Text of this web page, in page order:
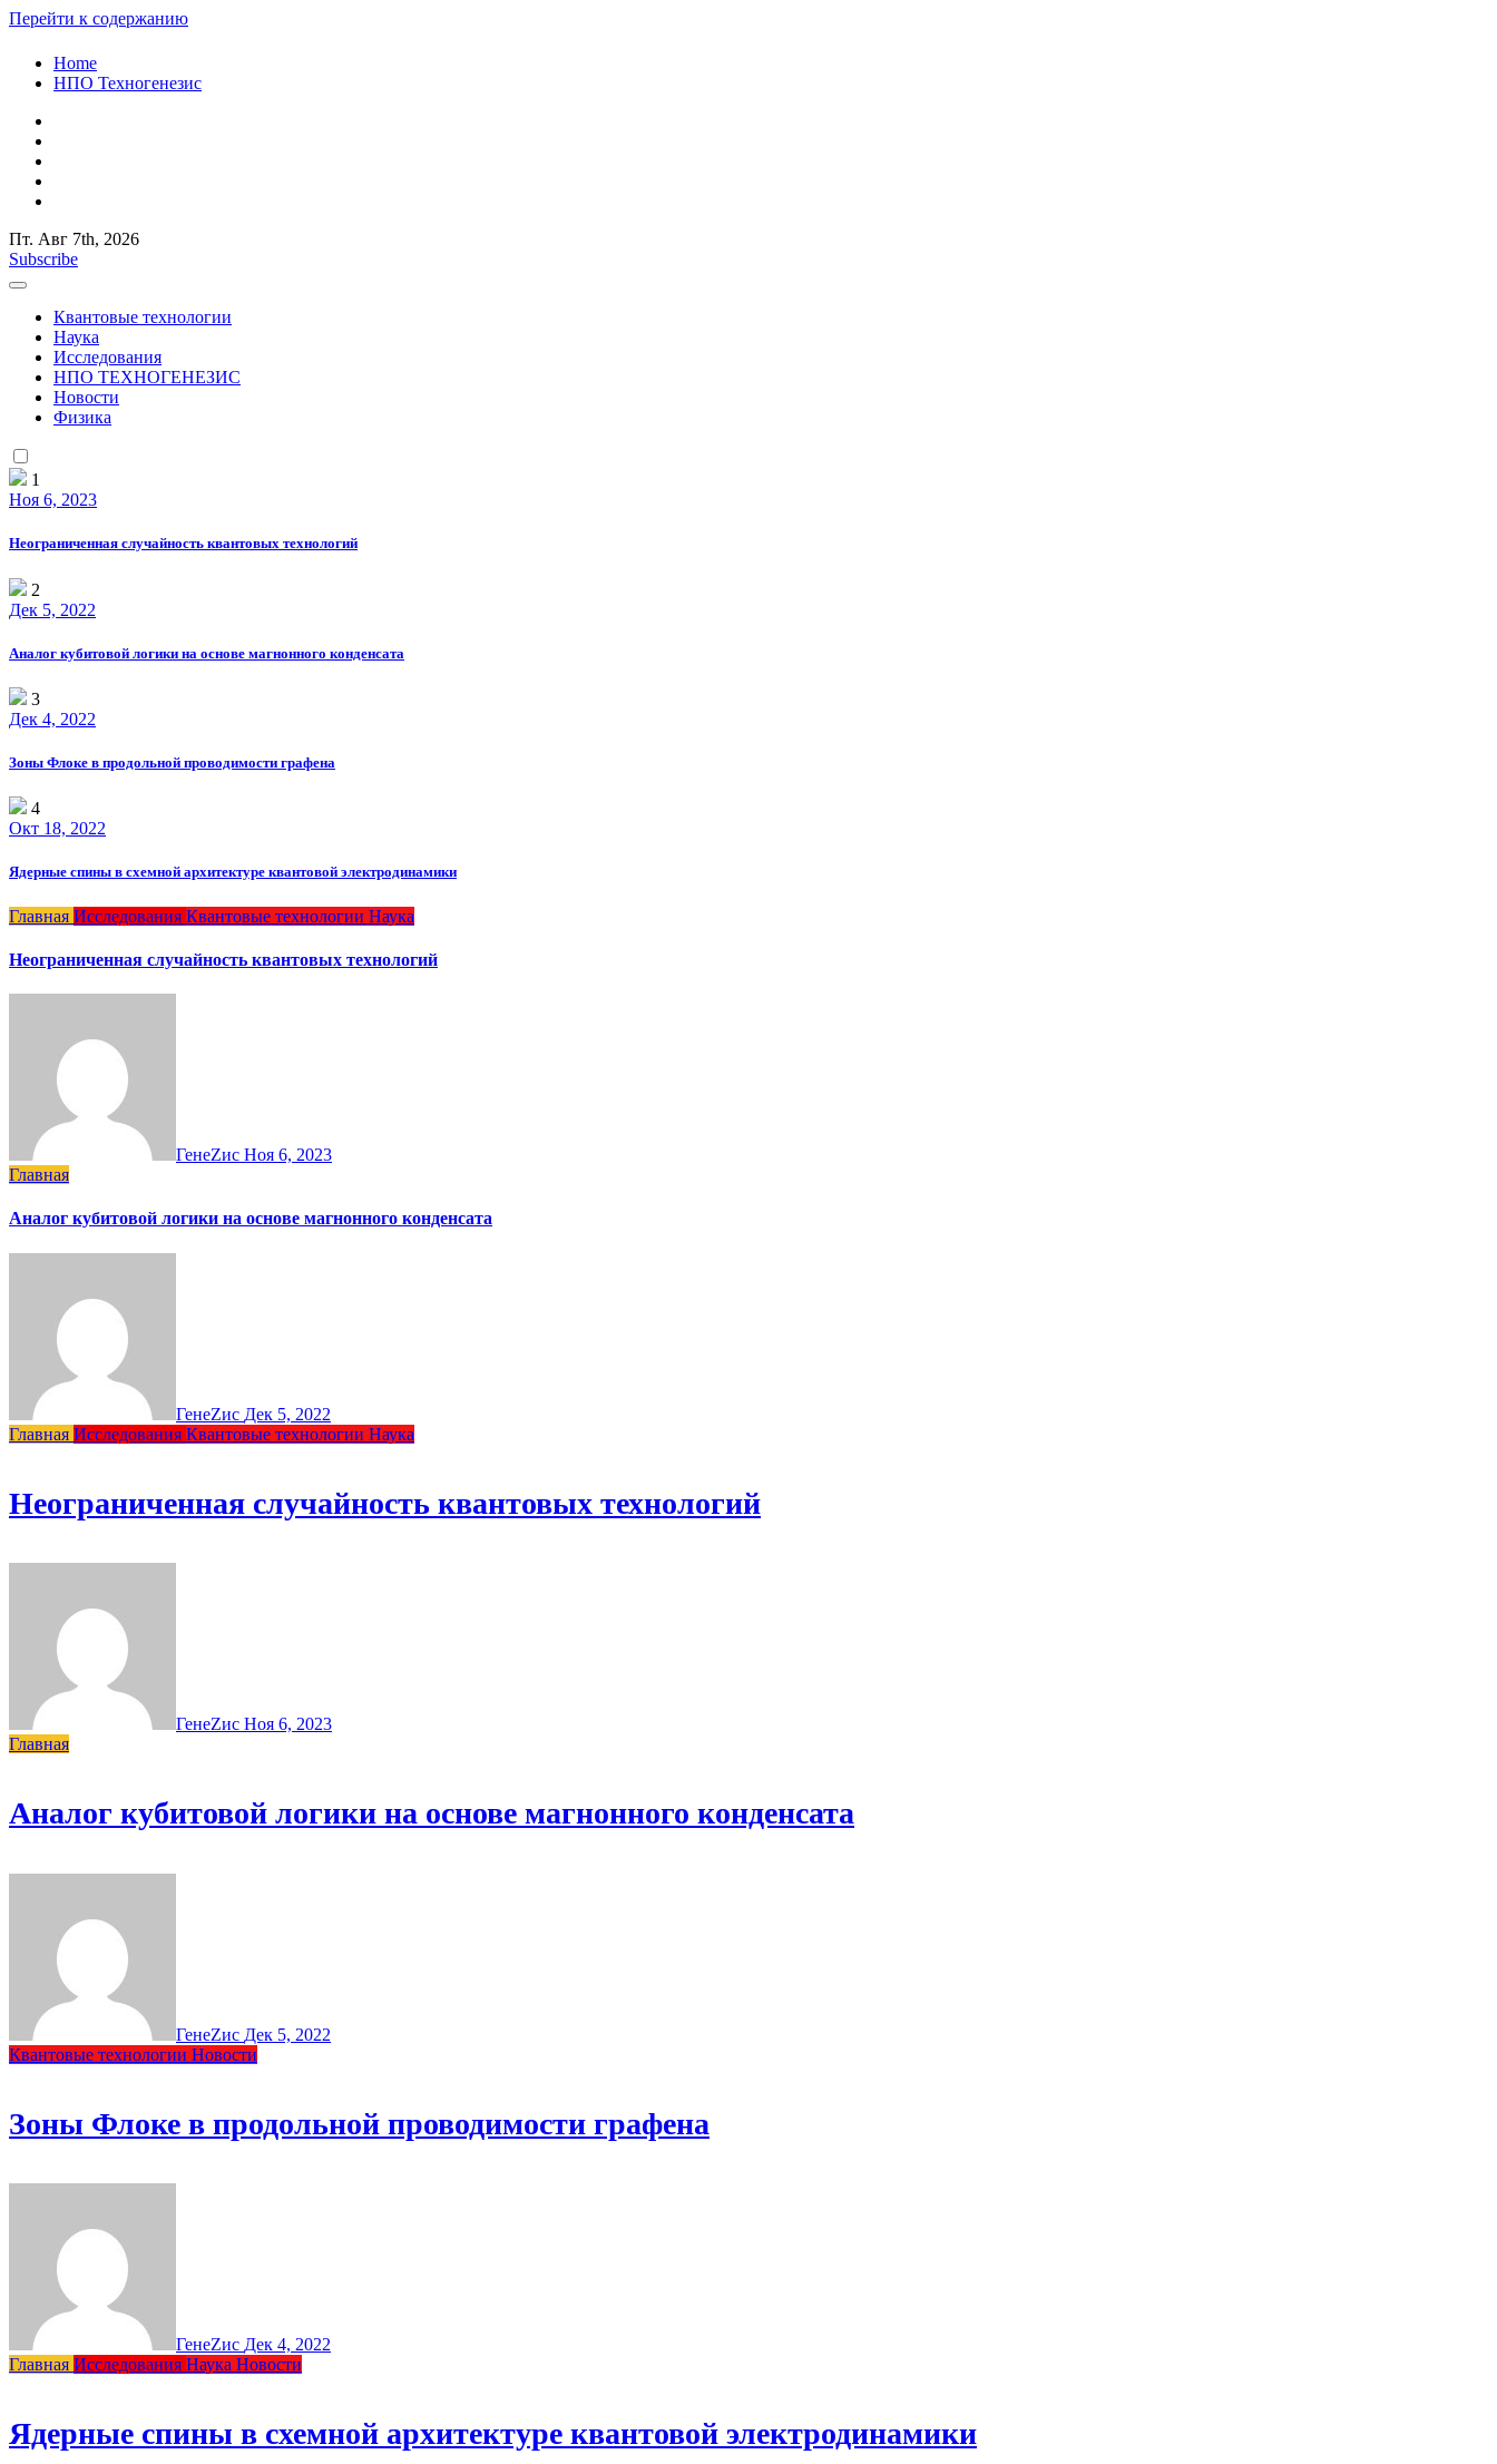
Перейти к содержанию
Home
НПО Техногенезис
КВАНТОВАЯ СЛУЧАЙНОСТЬ
Российский ученый и исследователь Старостенко Евгений Юрьевич
Пт. Авг 7th, 2026
Subscribe
КВАНТОВАЯ СЛУЧАЙНОСТЬ
Российский ученый и исследователь Старостенко Евгений Юрьевич
Квантовые технологии
Наука
Исследования
НПО ТЕХНОГЕНЕЗИС
Новости
Физика
1
Ноя 6, 2023
Неограниченная случайность квантовых технологий
2
Дек 5, 2022
Аналог кубитовой логики на основе магнонного конденсата
3
Дек 4, 2022
Зоны Флоке в продольной проводимости графена
4
Окт 18, 2022
Ядерные спины в схемной архитектуре квантовой электродинамики
Главная Исследования Квантовые технологии Наука
Неограниченная случайность квантовых технологий
ГенеZис Ноя 6, 2023
Главная
Аналог кубитовой логики на основе магнонного конденсата
ГенеZис Дек 5, 2022
Главная Исследования Квантовые технологии Наука
Неограниченная случайность квантовых технологий
ГенеZис Ноя 6, 2023
Главная
Аналог кубитовой логики на основе магнонного конденсата
ГенеZис Дек 5, 2022
Квантовые технологии Новости
Зоны Флоке в продольной проводимости графена
ГенеZис Дек 4, 2022
Главная Исследования Наука Новости
Ядерные спины в схемной архитектуре квантовой электродинамики